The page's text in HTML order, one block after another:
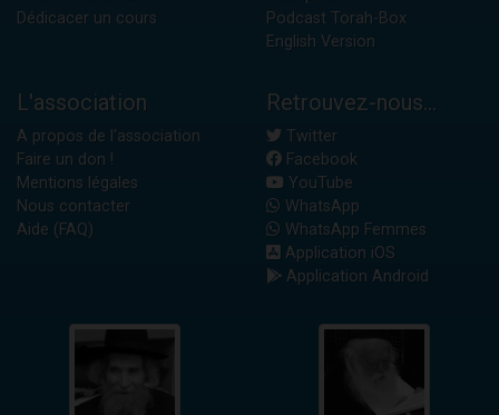
Dédicacer un cours
Podcast Torah-Box
English Version
L'association
A propos de l'association
Faire un don !
Mentions légales
Nous contacter
Aide (FAQ)
Retrouvez-nous...
Twitter
Facebook
YouTube
WhatsApp
WhatsApp Femmes
Application iOS
Application Android